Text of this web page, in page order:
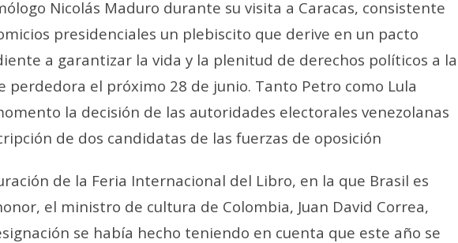
Nicolás Maduro durante su visita a Caracas, consistente
presidenciales un plebiscito que derive en un pacto
a garantizar la vida y la plenitud de derechos políticos a la
perdedora el próximo 28 de junio. Tanto Petro como Lula
la decisión de las autoridades electorales venezolanas
de dos candidatas de las fuerzas de oposición
de la Feria Internacional del Libro, en la que Brasil es
el ministro de cultura de Colombia, Juan David Correa,
se había hecho teniendo en cuenta que este año se